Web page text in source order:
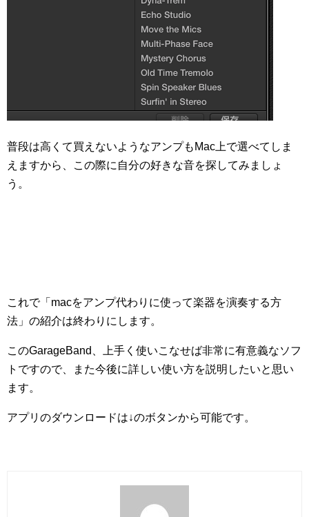
普段は高くて買えないようなアンプもMac上で選べてしま
えますから、この際に自分の好きな音を探してみましょ
う。
これで「macをアンプ代わりに使って楽器を演奏する方
法」の紹介は終わりにします。
このGarageBand、上手く使いこなせば非常に有意義なソフ
トですので、また今後に詳しい使い方を説明したいと思い
ます。
アプリのダウンロードは↓のボタンから可能です。